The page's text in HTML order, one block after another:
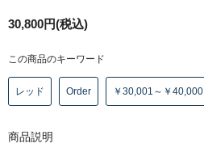
30,800円(税込)
この商品のキーワード
レッド Order ￥30,001～￥40,000
商品説明